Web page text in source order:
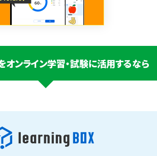
オンライン学習・試験に活用するなら